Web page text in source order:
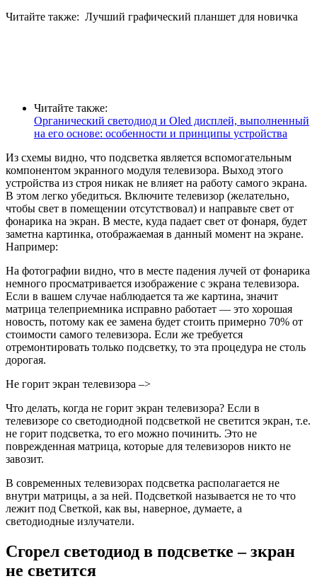
Читайте также: Лучший графический планшет для новичка
Читайте также:
Органический светодиод и Oled дисплей, выполненный
на его основе: особенности и принципы устройства
Из схемы видно, что подсветка является вспомогательным
компонентом экранного модуля телевизора. Выход этого
устройства из строя никак не влияет на работу самого экрана.
В этом легко убедиться. Включите телевизор (желательно,
чтобы свет в помещении отсутствовал) и направьте свет от
фонарика на экран. В месте, куда падает свет от фонаря, будет
заметна картинка, отображаемая в данный момент на экране.
Например:
На фотографии видно, что в месте падения лучей от фонарика
немного просматривается изображение с экрана телевизора.
Если в вашем случае наблюдается та же картина, значит
матрица телеприемника исправно работает — это хорошая
новость, потому как ее замена будет стоить примерно 70% от
стоимости самого телевизора. Если же требуется
отремонтировать только подсветку, то эта процедура не столь
дорогая.
Не горит экран телевизора –>
Что делать, когда не горит экран телевизора? Если в
телевизоре со светодиодной подсветкой не светится экран, т.е.
не горит подсветка, то его можно починить. Это не
поврежденная матрица, которые для телевизоров никто не
завозит.
В современных телевизорах подсветка располагается не
внутри матрицы, а за ней. Подсветкой называется не то что
лежит под Светкой, как вы, наверное, думаете, а
светодиодные излучатели.
Сгорел светодиод в подсветке – зкран
не светится